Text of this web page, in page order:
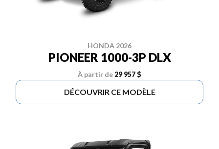
HONDA 2026
PIONEER 1000-3P DLX
À partir de 29 957 $
DÉCOUVRIR CE MODÈLE